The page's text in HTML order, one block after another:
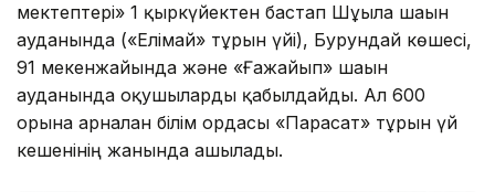
мектептері» 1 қыркүйектен бастап Шұғыла шағын
ауданында («Елімай» тұрғын үйі), Бурундай көшесі,
91 мекенжайында және «Ғажайып» шағын
ауданында оқушыларды қабылдайды. Ал 600
орынға арналған білім ордасы «Парасат» тұрғын үй
кешенінің жанында ашылады.